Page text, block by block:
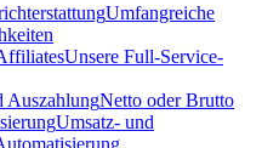
Umfangreiche
Unsere Full-Service-
AuszahlungNetto oder Brutto
Umsatz- und